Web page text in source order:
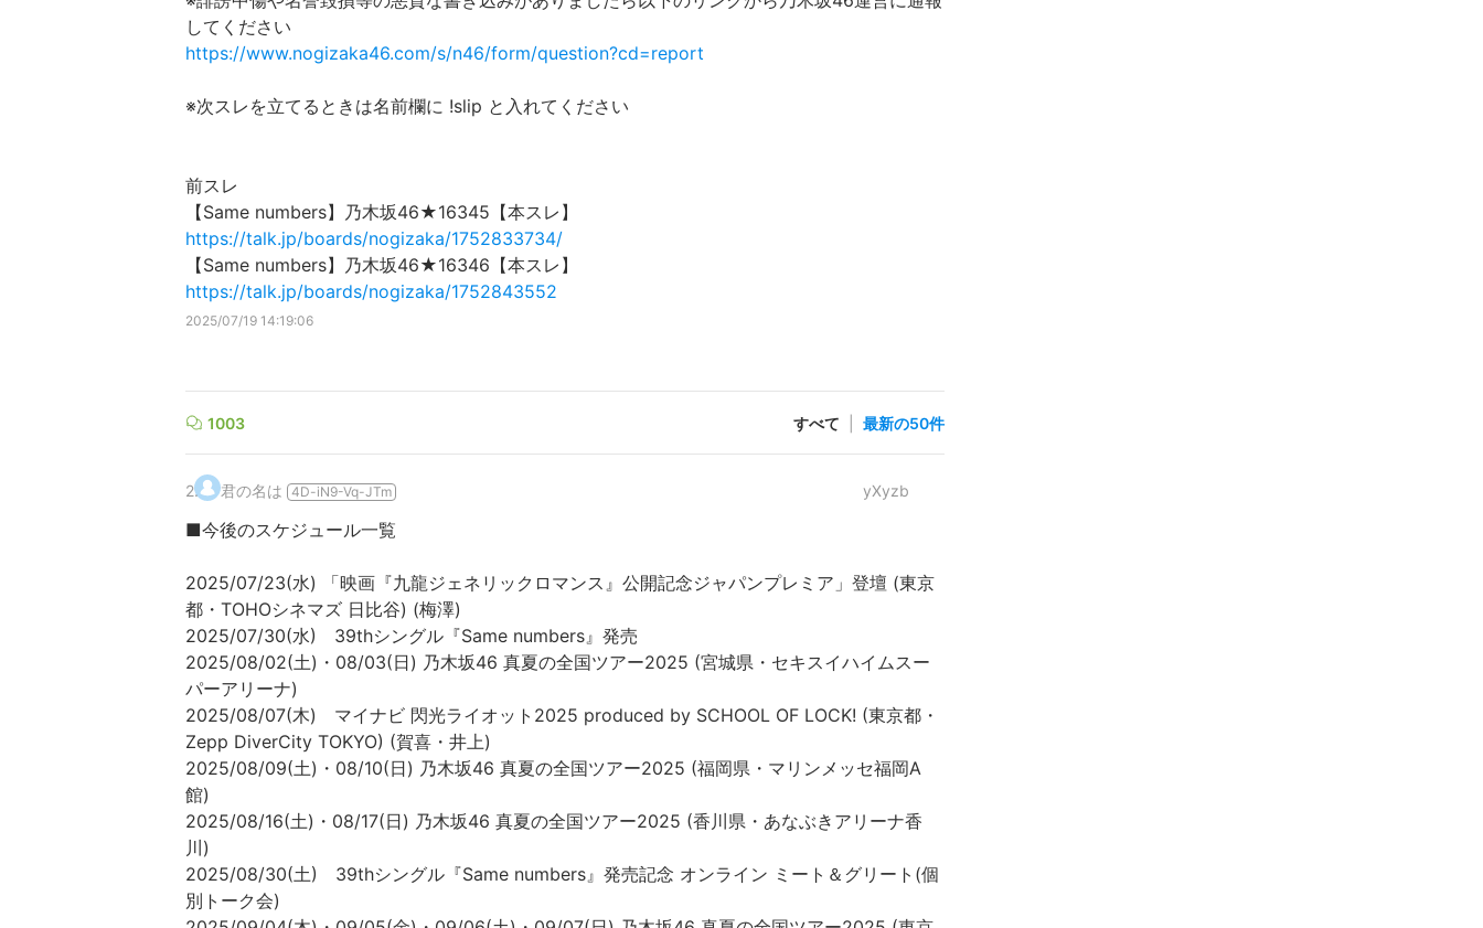
してください
https://www.nogizaka46.com/s/n46/form/question?cd=report
※次スレを立てるときは名前欄に !slip と入れてください
前スレ
【Same numbers】乃木坂46★16345【本スレ】
https://talk.jp/boards/nogizaka/1752833734/
【Same numbers】乃木坂46★16346【本スレ】
https://talk.jp/boards/nogizaka/1752843552
2025/07/19 14:19:06
1003 すべて 最新の50件
2. 君の名は 4D-iN9-Vq-JTm yXyzb
■今後のスケジュール一覧
2025/07/23(水) 「映画『九龍ジェネリックロマンス』公開記念ジャパンプレミア」登壇 (東京
都・TOHOシネマズ 日比谷) (梅澤)
2025/07/30(水) 39thシングル『Same numbers』発売
2025/08/02(土)・08/03(日) 乃木坂46 真夏の全国ツアー2025 (宮城県・セキスイハイムスー
パーアリーナ)
2025/08/07(木) マイナビ 閃光ライオット2025 produced by SCHOOL OF LOCK! (東京都・
Zepp DiverCity TOKYO) (賀喜・井上)
2025/08/09(土)・08/10(日) 乃木坂46 真夏の全国ツアー2025 (福岡県・マリンメッセ福岡A
館)
2025/08/16(土)・08/17(日) 乃木坂46 真夏の全国ツアー2025 (香川県・あなぶきアリーナ香
川)
2025/08/30(土) 39thシングル『Same numbers』発売記念 オンライン ミート＆グリート(個
別トーク会)